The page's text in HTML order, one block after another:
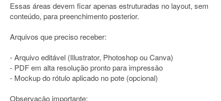
Essas áreas devem ficar apenas estruturadas no layout, sem
conteúdo, para preenchimento posterior.
Arquivos que preciso receber:
- Arquivo editável (Illustrator, Photoshop ou Canva)
- PDF em alta resolução pronto para impressão
- Mockup do rótulo aplicado no pote (opcional)
Observação importante: